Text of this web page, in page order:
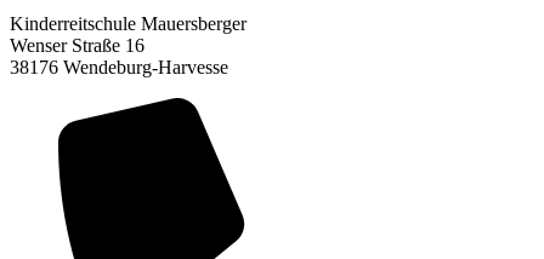
Kinderreitschule Mauersberger
Wenser Straße 16
38176 Wendeburg-Harvesse